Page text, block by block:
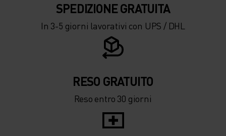
SPEDIZIONE ​​​​​​GRATUITA
In 3-5 giorni lavorativi con UPS / DHL
RESO GRATUITO
Reso entro 30 giorni